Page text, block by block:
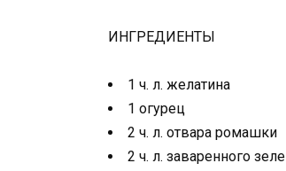
ИНГРЕДИЕНТЫ
1 ч. л. желатина
1 огурец
2 ч. л. отвара ромашки
2 ч. л. заваренного